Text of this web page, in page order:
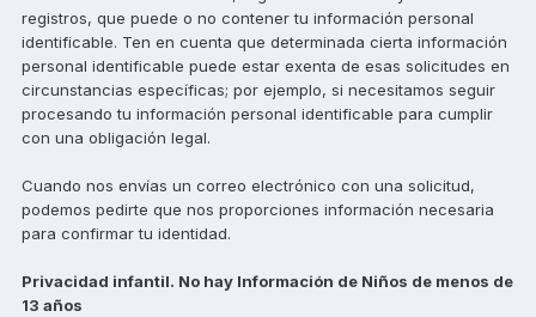
registros, que puede o no contener tu información personal
identificable. Ten en cuenta que determinada cierta información
personal identificable puede estar exenta de esas solicitudes en
circunstancias específicas; por ejemplo, si necesitamos seguir
procesando tu información personal identificable para cumplir
con una obligación legal.
Cuando nos envías un correo electrónico con una solicitud,
podemos pedirte que nos proporciones información necesaria
para confirmar tu identidad.
Privacidad infantil. No hay Información de Niños de menos de
13 años